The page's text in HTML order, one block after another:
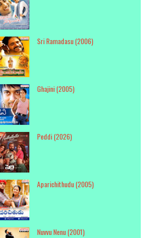
Sri Ramadasu (2006)
Ghajini (2005)
Peddi (2026)
Aparichithudu (2005)
Nuvvu Nenu (2001)